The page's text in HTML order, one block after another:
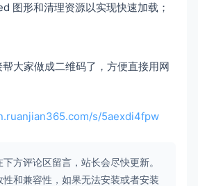
图形和清理资源以实现快速加载；
大家做成二维码了，方便直接用网
s/5aexdi4fpw
方评论区留言，站长会尽快更新。
和兼容性，如果无法安装或者安装